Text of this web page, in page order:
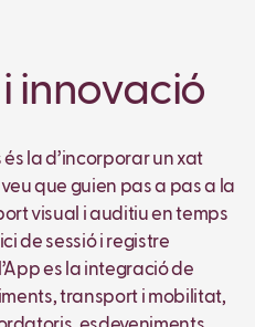
innovació
la d’incorporar un xat
que guien pas a pas a la
visual i auditiu en temps
de sessió i registre
es la integració de
transport i mobilitat,